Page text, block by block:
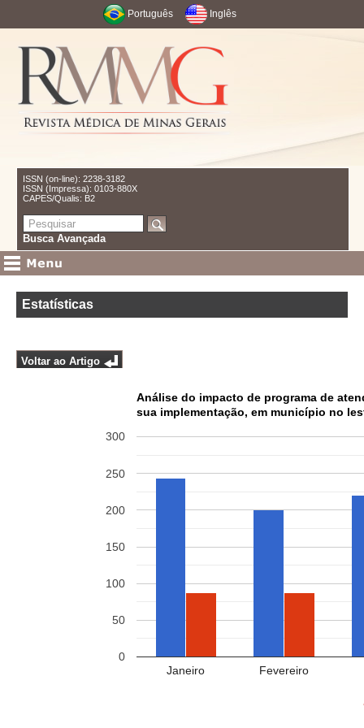
Português Inglês
ISSN (on-line): 2238-3182
ISSN (Impressa): 0103-880X
CAPES/Qualis: B2
Busca Avançada
Estatísticas
Voltar ao Artigo
Análise do impacto de programa de
sua implementação, em município no
Janeiro Fevereiro
0
50
100
150
200
250
300